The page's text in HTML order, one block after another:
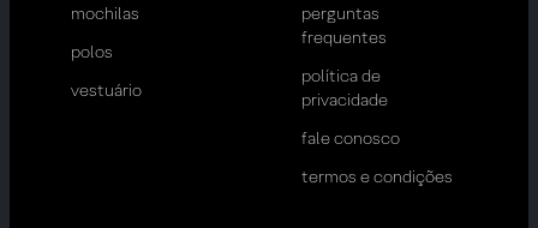
mochilas
polos
vestuário
perguntas
frequentes
política de
privacidade
fale conosco
termos e condições